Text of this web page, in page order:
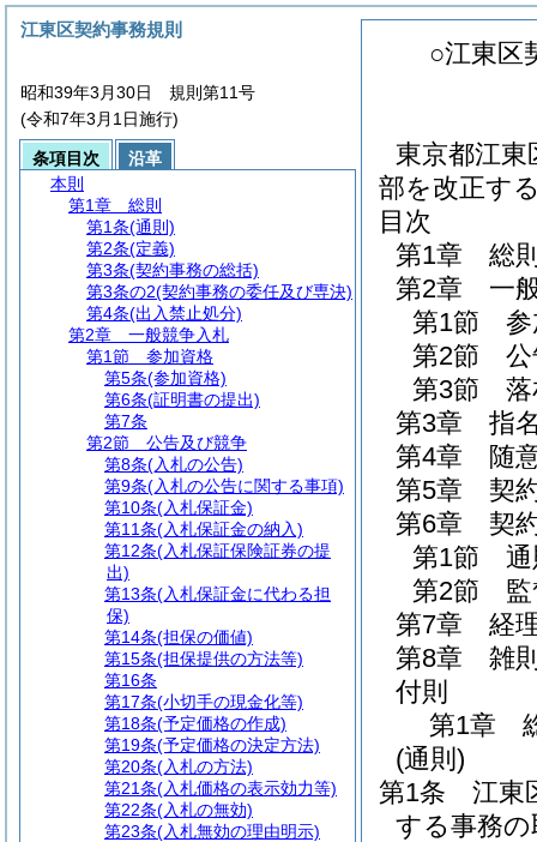
○江東区
東京都江東
部を改正す
目次
第1章
総
第2章
一
第1節
第2節
第3節
第3章
指
第4章
随
第5章
契
第6章
契
第1節
第2節
第7章
経
第8章
雑
付則
第1章
(通則)
第1条
江東
する事務
江東区契約事務規則
昭和39年3月30日 規則第11号
(令和7年3月1日施行)
条項目次
沿革
本則
第1章
総則
第1条(通則)
第2条(定義)
第3条(契約事務の総括)
第3条の2(契約事務の委任及び専決)
第4条(出入禁止処分)
第2章
一般競争入札
第1節
参加資格
第5条(参加資格)
第6条(証明書の提出)
第7条
第2節
公告及び競争
第8条(入札の公告)
第9条(入札の公告に関する事項)
第10条(入札保証金)
第11条(入札保証金の納入)
第12条(入札保証保険証券の提
出)
第13条(入札保証金に代わる担
保)
第14条(担保の価値)
第15条(担保提供の方法等)
第16条
第17条(小切手の現金化等)
第18条(予定価格の作成)
第19条(予定価格の決定方法)
第20条(入札の方法)
第21条(入札価格の表示効力等)
第22条(入札の無効)
第23条(入札無効の理由明示)